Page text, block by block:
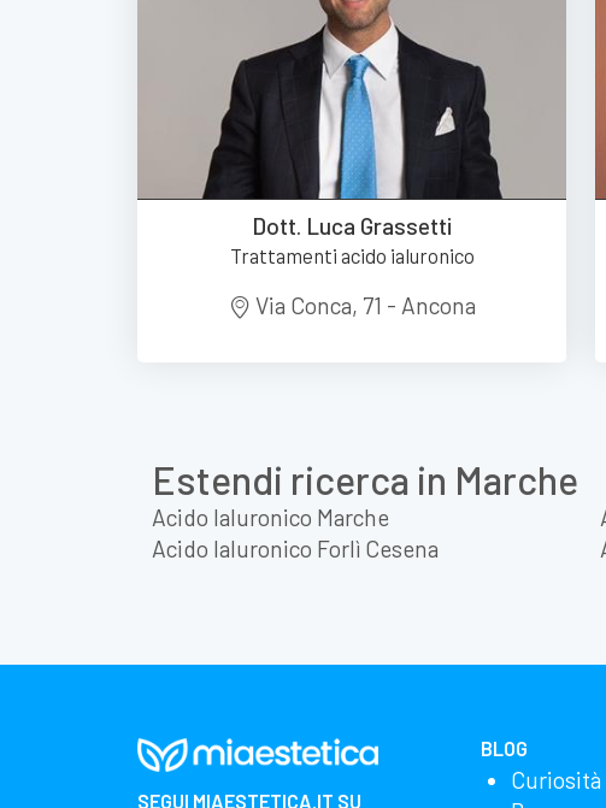
Dott. Luca Grassetti
Trattamenti acido ialuronico
Via Conca, 71 - Ancona
Estendi ricerca in Marche
Acido Ialuronico Marche
Acido Ialuronico Forlì Cesena
SEGUI MIAESTETICA.IT SU
BLOG
Curiosità